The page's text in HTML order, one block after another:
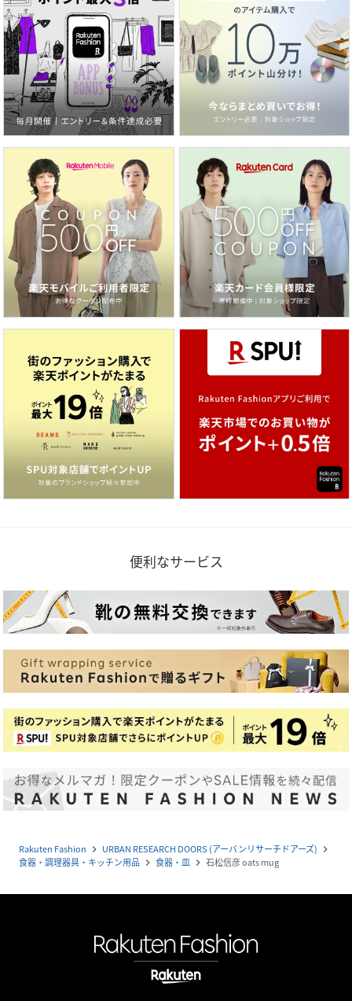
便利なサービス
Rakuten Fashion navigate_next URBAN RESEARCH DOORS (アーバンリサーチドアーズ) navigate_next
食器・調理器具・キッチン用品 navigate_next 食器・皿 navigate_next 石松信彦 oats mug